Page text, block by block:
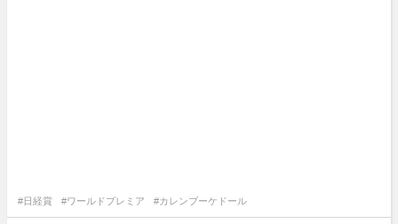
#日経賞 #ワールドプレミア #カレンブーケドール